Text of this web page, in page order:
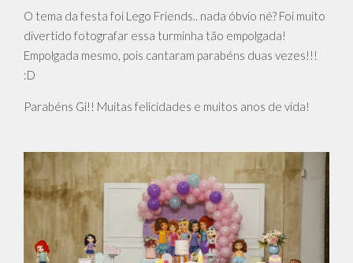
O tema da festa foi Lego Friends.. nada óbvio né? Foi muito
divertido fotografar essa turminha tão empolgada!
Empolgada mesmo, pois cantaram parabéns duas vezes!!!
:D
Parabéns Gi!! Muitas felicidades e muitos anos de vida!